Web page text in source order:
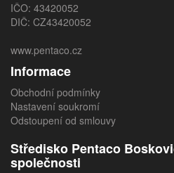
IČO: 43420052
DIČ: CZ43420052
www.pentaco.cz
Informace
Obchodní podmínky
Nastavení soukromí
Odstoupení od smlouvy
Středisko Pentaco
společnosti